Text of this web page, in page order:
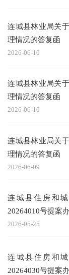
连城县林业局关
理情况的答复函
2026-06-10
连城县林业局关
理情况的答复函
2026-06-10
连城县林业局关
理情况的答复函
2026-06-09
连城县住房和
20264010号提案
2026-05-25
连城县住房和
20264030号提案